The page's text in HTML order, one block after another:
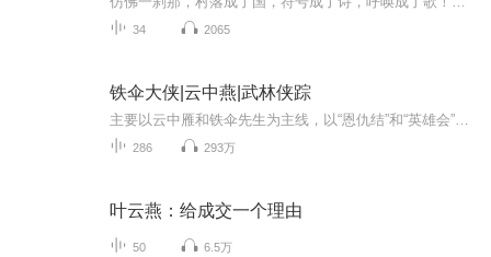
34 2065
铁伞大侠|云中燕|武林侠踪
286 293万
叶云燕：给成交一个理由
50 6.5万